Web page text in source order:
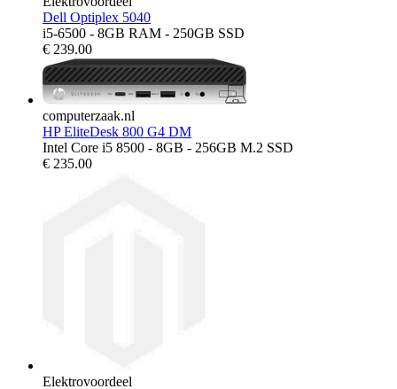
Dell Optiplex 5040
i5-6500 - 8GB RAM - 250GB SSD
€ 239.00
computerzaak.nl
HP EliteDesk 800 G4 DM
Intel Core i5 8500 - 8GB - 256GB M.2 SSD
€ 235.00
Elektrovoordeel